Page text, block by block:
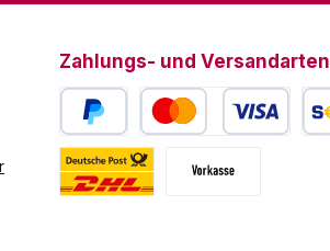
Zahlungs- und Versandarten
PayPal Kredit- oder Debitkarte